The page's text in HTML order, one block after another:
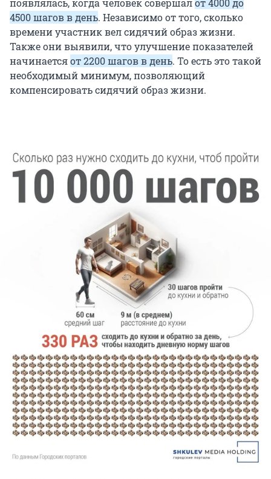
появлялась, когда человек совершалот 4000 до
4500 шагов в день. Независимо от того, сколько
времени участник вел сидячий образ жизни.
Также они выявили, что улучшение показателей
начинаетсяот 2200 шагов в день. То есть это такой
необходимый минимум, позволяющий
компенсировать сидячий образ жизни.